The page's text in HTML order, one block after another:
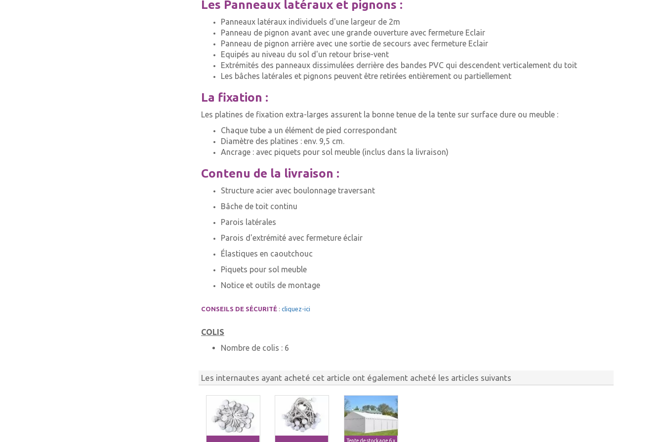
Les Panneaux latéraux et pignons :
Panneaux latéraux individuels d'une largeur de 2m
Panneau de pignon avant avec une grande ouverture avec fermeture Eclair
Panneau de pignon arrière avec une sortie de secours avec fermeture Eclair
Equipés au niveau du sol d'un retour brise-vent
Extrémités des panneaux dissimulées derrière des bandes PVC qui descendent verticalement du toit
Les bâches latérales et pignons peuvent être retirées entièrement ou partiellement
La fixation :
Les platines de fixation extra-larges assurent la bonne tenue de la tente sur surface dure ou meuble :
Chaque tube a un élément de pied correspondant
Diamètre des platines : env. 9,5 cm.
Ancrage : avec piquets pour sol meuble (inclus dans la livraison)
Contenu de la livraison :
Structure acier avec boulonnage traversant
Bâche de toit continu
Parois latérales
Parois d'extrémité avec fermeture éclair
Élastiques en caoutchouc
Piquets pour sol meuble
Notice et outils de montage
CONSEILS DE SÉCURITÉ : cliquez-ici
COLIS
Nombre de colis : 6
Les internautes ayant acheté cet article ont également acheté les articles suivants
Tente de stockage 6 x